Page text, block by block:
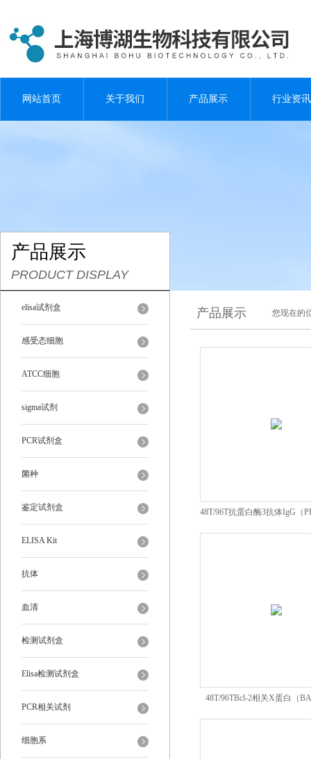
网站首页 关于我们 产品展示 行业资讯
产品展示
PRODUCT DISPLAY
elisa试剂盒
感受态细胞
ATCC细胞
sigma试剂
PCR试剂盒
菌种
鉴定试剂盒
ELISA Kit
抗体
血清
检测试剂盒
Elisa检测试剂盒
PCR相关试剂
细胞系
产品展示 您现在的
48T/96T抗蛋白酶3抗体IgG（
ELISA Kit
48T/96TBcl-2相关X蛋白（
Kit